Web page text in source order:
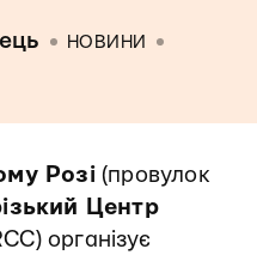
НОВИНИ
Розі(провулок
Центр
організує